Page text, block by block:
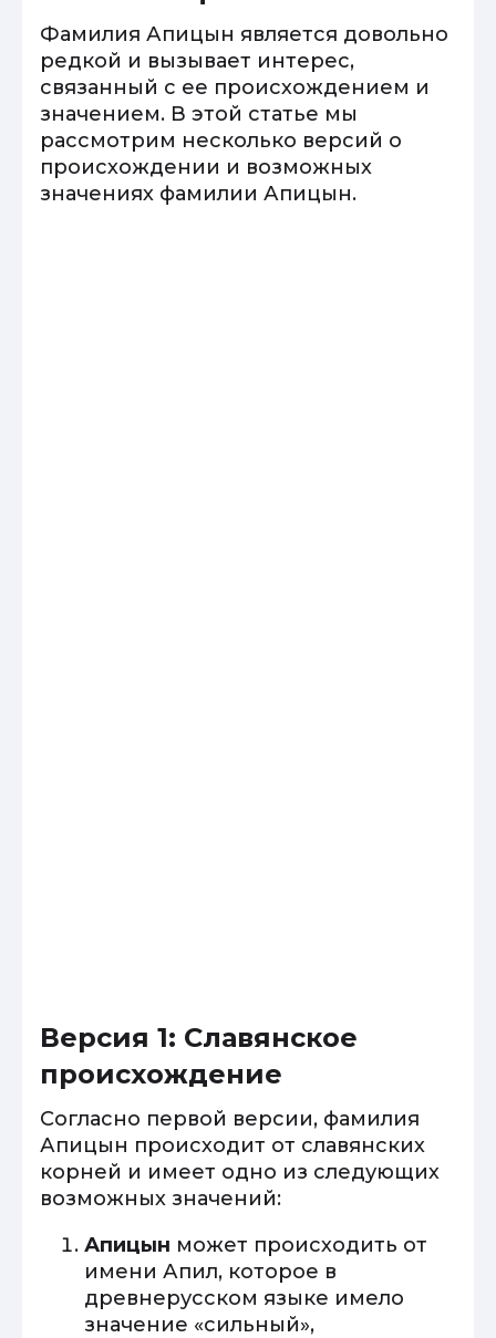
Фамилия Апицын является довольно
редкой и вызывает интерес,
связанный с ее происхождением и
значением. В этой статье мы
рассмотрим несколько версий о
происхождении и возможных
значениях фамилии Апицын.
Версия 1: Славянское
происхождение
Согласно первой версии, фамилия
Апицын происходит от славянских
корней и имеет одно из следующих
возможных значений:
Апицын может происходить от
имени Апил, которое в
древнерусском языке имело
значение «сильный»,